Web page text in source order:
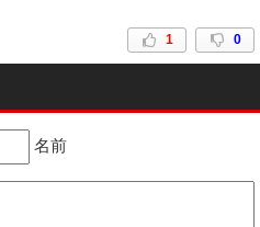
1 0
名前